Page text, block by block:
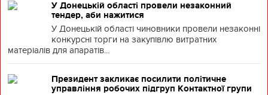
У Донецькій області провели незаконний
тендер, аби нажитися
У Донецькій області чиновники провели незаконні
конкурсні торги на закупівлю витратних
матеріалів для апаратів...
Президент закликає посилити політичне
управління робочих підгруп Контактної групи